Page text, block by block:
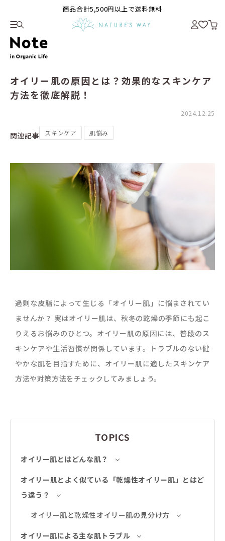
商品合計5,500円以上で送料無料
オイリー肌の原因とは？効果的なスキンケア
方法を徹底解説！
2024.12.25
関連記事 スキンケア 肌悩み
過剰な皮脂によって生じる「オイリー肌」に悩まされてい
ませんか？ 実はオイリー肌は、秋冬の乾燥の季節にも起こ
りえるお悩みのひとつ。オイリー肌の原因には、普段のス
キンケアや生活習慣が関係しています。トラブルのない健
やかな肌を目指すために、オイリー肌に適したスキンケア
方法や対策方法をチェックしてみましょう。
TOPICS
オイリー肌とはどんな肌？
オイリー肌とよく似ている「乾燥性オイリー肌」とはど
う違う？
オイリー肌と乾燥性オイリー肌の見分け方
オイリー肌による主な肌トラブル